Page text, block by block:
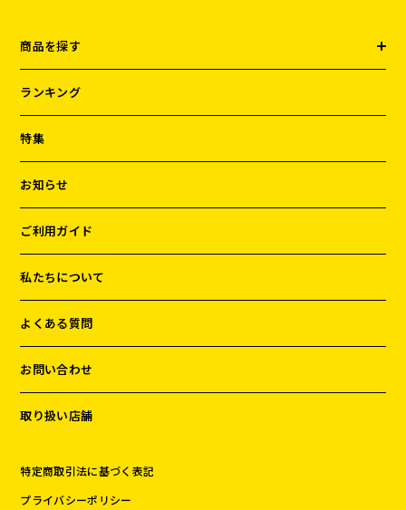
商品を探す
ランキング
特集
お知らせ
ご利用ガイド
私たちについて
よくある質問
お問い合わせ
取り扱い店舗
特定商取引法に基づく表記
プライバシーポリシー